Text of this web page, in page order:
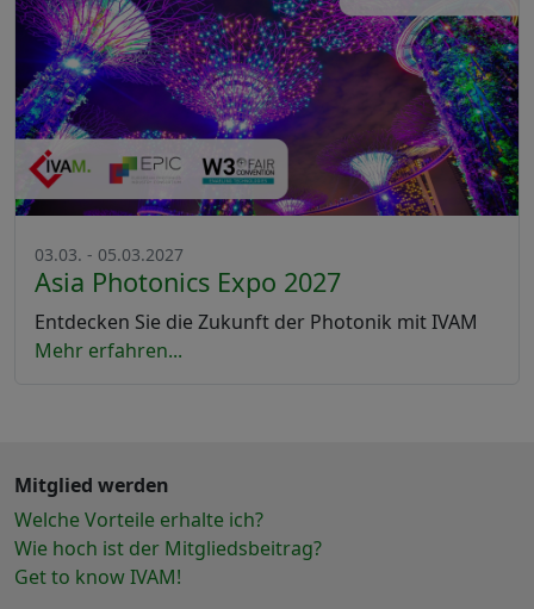
03.03. - 05.03.2027
Asia Photonics Expo 2027
Entdecken Sie die Zukunft der Photonik mit IVAM
Mehr erfahren...
Mitglied werden
Welche Vorteile erhalte ich?
Wie hoch ist der Mitgliedsbeitrag?
Get to know IVAM!